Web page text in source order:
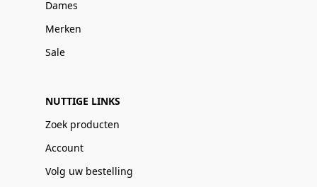
Dames
Merken
Sale
NUTTIGE LINKS
Zoek producten
Account
Volg uw bestelling